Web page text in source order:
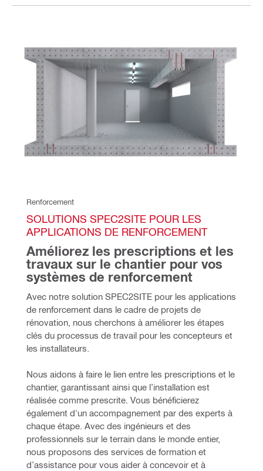
Renforcement
SOLUTIONS SPEC2SITE POUR LES
APPLICATIONS DE RENFORCEMENT
Améliorez les prescriptions et les
travaux sur le chantier pour vos
systèmes de renforcement
Avec notre solution SPEC2SITE pour les applications
de renforcement dans le cadre de projets de
rénovation, nous cherchons à améliorer les étapes
clés du processus de travail pour les concepteurs et
les installateurs.
Nous aidons à faire le lien entre les prescriptions et le
chantier, garantissant ainsi que l’installation est
réalisée comme prescrite. Vous bénéficierez
également d'un accompagnement par des experts à
chaque étape. Avec des ingénieurs et des
professionnels sur le terrain dans le monde entier,
nous proposons des services de formation et
d’assistance pour vous aider à concevoir et à